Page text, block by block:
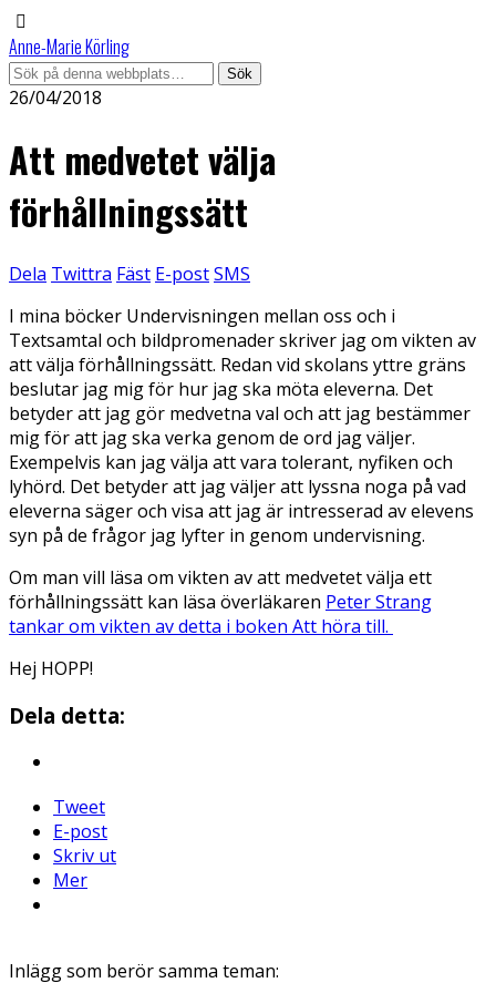
Anne-Marie Körling
26/04/2018
Att medvetet välja
förhållningssätt
Dela Twittra Fäst E-postSMS
I mina böcker Undervisningen mellan oss och i
Textsamtal och bildpromenader skriver jag om vikten av
att välja förhållningssätt. Redan vid skolans yttre gräns
beslutar jag mig för hur jag ska möta eleverna. Det
betyder att jag gör medvetna val och att jag bestämmer
mig för att jag ska verka genom de ord jag väljer.
Exempelvis kan jag välja att vara tolerant, nyfiken och
lyhörd. Det betyder att jag väljer att lyssna noga på vad
eleverna säger och visa att jag är intresserad av elevens
syn på de frågor jag lyfter in genom undervisning.
Om man vill läsa om vikten av att medvetet välja ett
förhållningssätt kan läsa överläkaren Peter Strang
tankar om vikten av detta i boken Att höra till.
Hej HOPP!
Dela detta:
Tweet
E-post
Skriv ut
Mer
Inlägg som berör samma teman: